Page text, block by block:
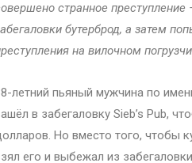
странное
бутерброд, а затем
на вилочном
летний пьяный мужчина по
в забегаловку Sieb’s Pub,
Но вместо того, чтобы
его и выбежал из